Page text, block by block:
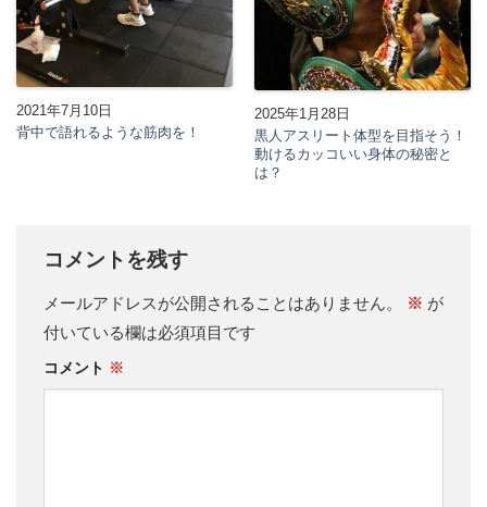
2021年7月10日
背中で語れるような筋肉を！
2025年1月28日
黒人アスリート体型を目指そう！
動けるカッコいい身体の秘密と
は？
コメントを残す
メールアドレスが公開されることはありません。 ※ が
付いている欄は必須項目です
コメント ※